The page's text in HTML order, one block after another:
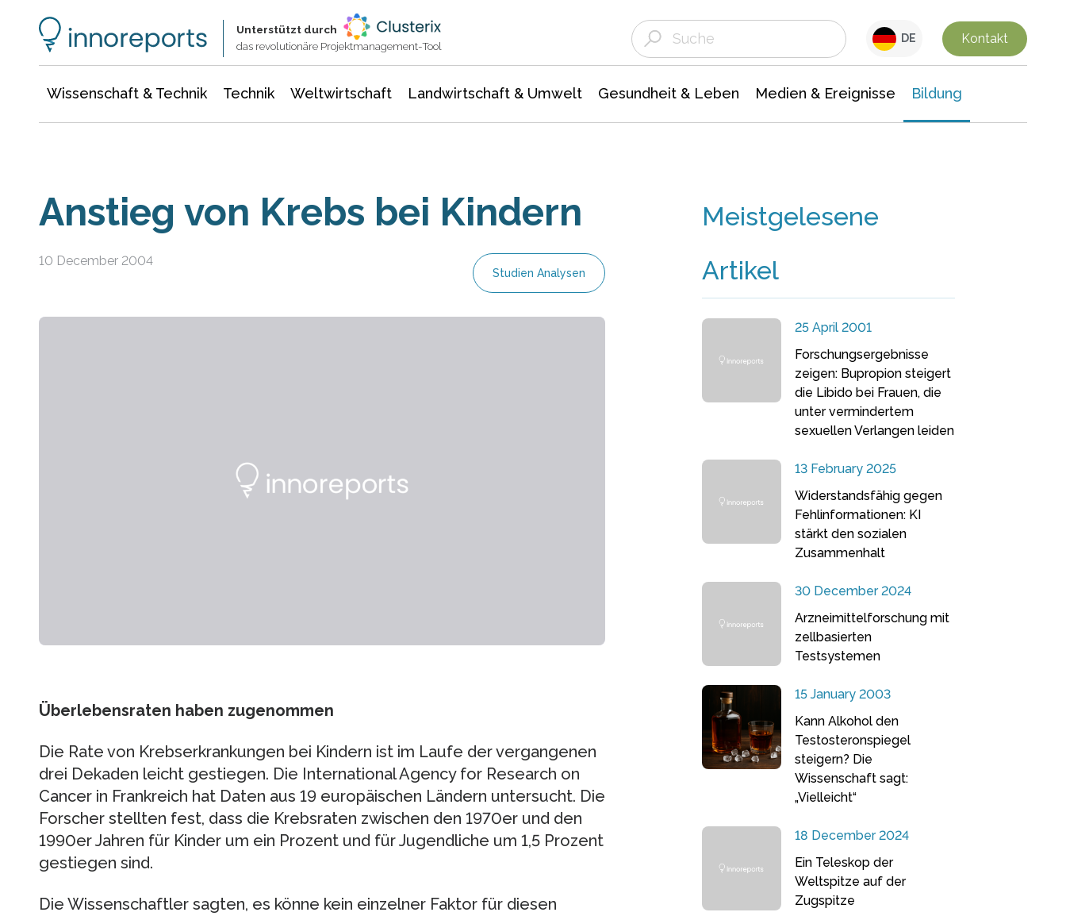
Unterstützt durch
das revolutionäre Projektmanagement-Tool
DE Kontakt
Wissenschaft & Technik Technik Weltwirtschaft Landwirtschaft & Umwelt Gesundheit & Leben Medien & Ereignisse Bildung
Anstieg von Krebs bei Kindern
10 December 2004
Studien Analysen
Überlebensraten haben zugenommen
Die Rate von Krebserkrankungen bei Kindern ist im Laufe der vergangenen
drei Dekaden leicht gestiegen. Die International Agency for Research on
Cancer in Frankreich hat Daten aus 19 europäischen Ländern untersucht. Die
Forscher stellten fest, dass die Krebsraten zwischen den 1970er und den
1990er Jahren für Kinder um ein Prozent und für Jugendliche um 1,5 Prozent
gestiegen sind.
Die Wissenschaftler sagten, es könne kein einzelner Faktor für diesen
Meistgelesene
Artikel
25 April 2001
Forschungsergebnisse
zeigen: Bupropion steigert
die Libido bei Frauen, die
unter vermindertem
sexuellen Verlangen leiden
13 February 2025
Widerstandsfähig gegen
Fehlinformationen: KI
stärkt den sozialen
Zusammenhalt
30 December 2024
Arzneimittelforschung mit
zellbasierten
Testsystemen
15 January 2003
Kann Alkohol den
Testosteronspiegel
steigern? Die
Wissenschaft sagt:
„Vielleicht“
18 December 2024
Ein Teleskop der
Weltspitze auf der
Zugspitze